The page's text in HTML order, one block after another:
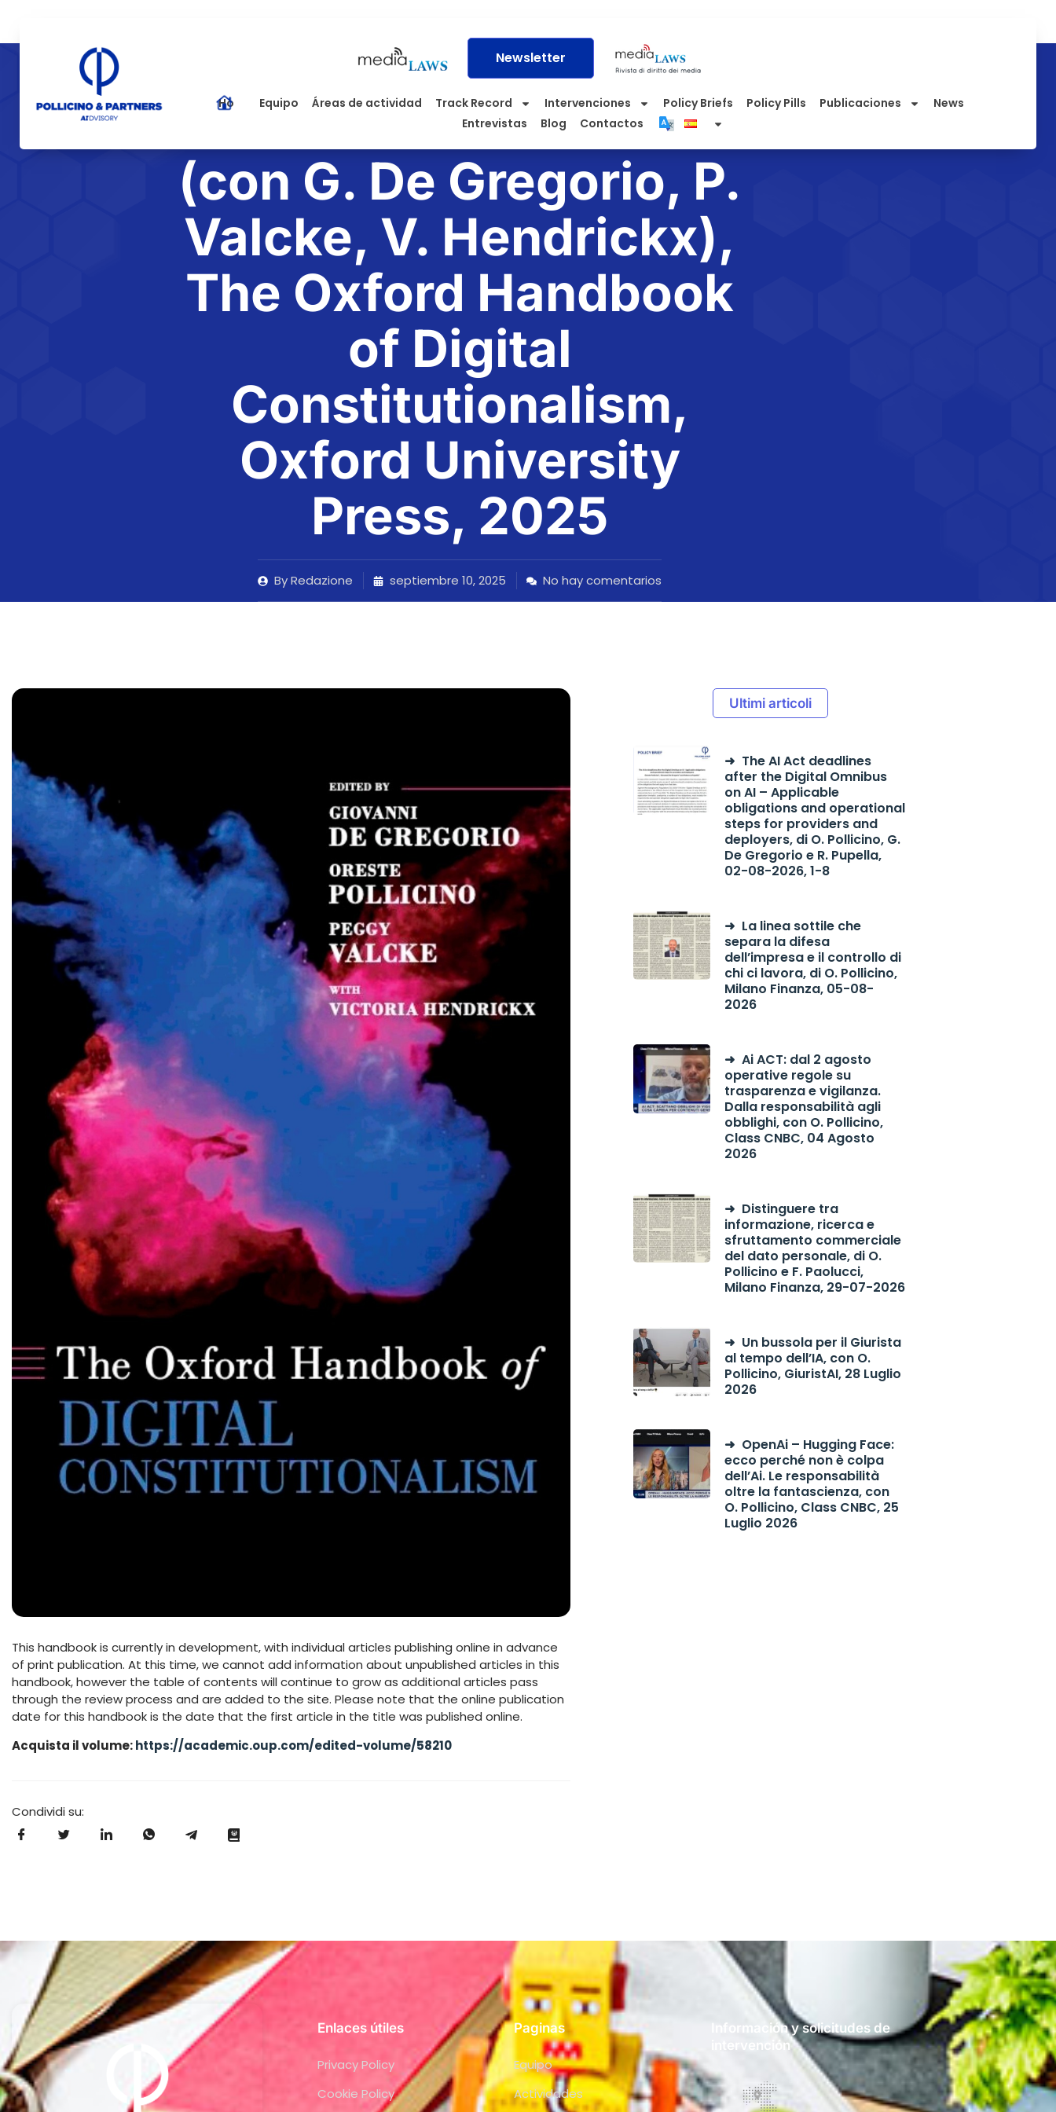
Newsletter
Home Equipo Áreas de actividad Track Record Intervenciones Policy Briefs Policy Pills Publicaciones
News
Entrevistas
Blog Contactos
(con G. De Gregorio, P.
Valcke, V. Hendrickx),
The Oxford Handbook
of Digital
Constitutionalism,
Oxford University
Press, 2025
ByRedazione septiembre 10, 2025 No hay comentarios
This handbook is currently in development, with individual articles publishing online in advance
of print publication. At this time, we cannot add information about unpublished articles in this
handbook, however the table of contents will continue to grow as additional articles pass
through the review process and are added to the site. Please note that the online publication
date for this handbook is the date that the first article in the title was published online.
Acquista il volume:https://academic.oup.com/edited-volume/58210
Condividi su:
Ultimi articoli
The AI Act deadlines
after the Digital Omnibus
on AI – Applicable
obligations and operational
steps for providers and
deployers, di O. Pollicino, G.
De Gregorio e R. Pupella,
02-08-2026, 1-8
La linea sottile che
separa la difesa
dell’impresa e il controllo di
chi ci lavora, di O. Pollicino,
Milano Finanza, 05-08-
2026
Ai ACT: dal 2 agosto
operative regole su
trasparenza e vigilanza.
Dalla responsabilità agli
obblighi, con O. Pollicino,
Class CNBC, 04 Agosto
2026
Distinguere tra
informazione, ricerca e
sfruttamento commerciale
del dato personale, di O.
Pollicino e F. Paolucci,
Milano Finanza, 29-07-2026
Un bussola per il Giurista
al tempo dell’IA, con O.
Pollicino, GiuristAI, 28 Luglio
2026
OpenAi – Hugging Face:
ecco perché non è colpa
dell’Ai. Le responsabilità
oltre la fantascienza, con
O. Pollicino, Class CNBC, 25
Luglio 2026
Enlaces útiles
Privacy Policy
Cookie Policy
Paginas
Equipo
Actividades
Información y solicitudes de
intervención